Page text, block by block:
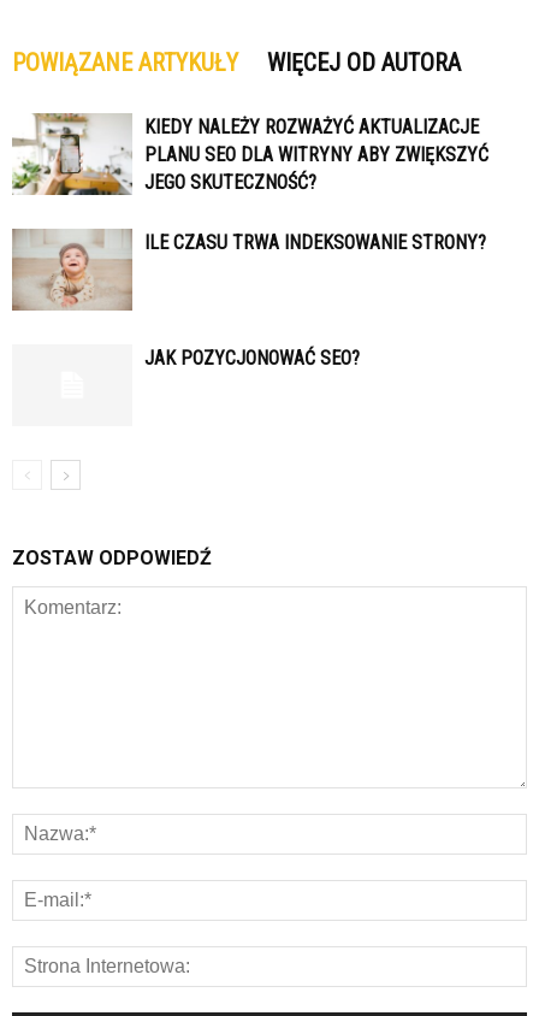
POWIĄZANE ARTYKUŁY WIĘCEJ OD AUTORA
KIEDY NALEŻY ROZWAŻYĆ AKTUALIZACJE
PLANU SEO DLA WITRYNY ABY ZWIĘKSZYĆ
JEGO SKUTECZNOŚĆ?
ILE CZASU TRWA INDEKSOWANIE STRONY?
JAK POZYCJONOWAĆ SEO?
ZOSTAW ODPOWIEDŹ